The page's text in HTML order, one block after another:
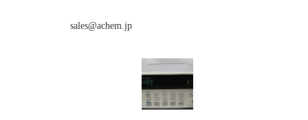
sales@achem.jp